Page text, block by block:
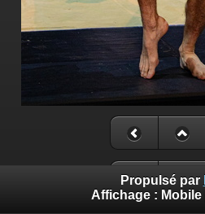
Propulsé par
Affichage : Mobile